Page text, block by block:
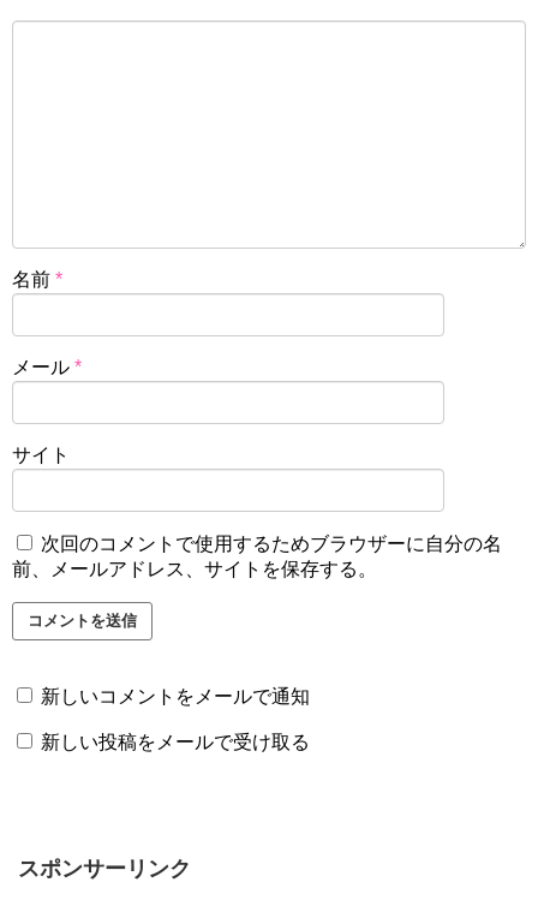
名前 *
メール *
サイト
次回のコメントで使用するためブラウザーに自分の名
前、メールアドレス、サイトを保存する。
新しいコメントをメールで通知
新しい投稿をメールで受け取る
スポンサーリンク